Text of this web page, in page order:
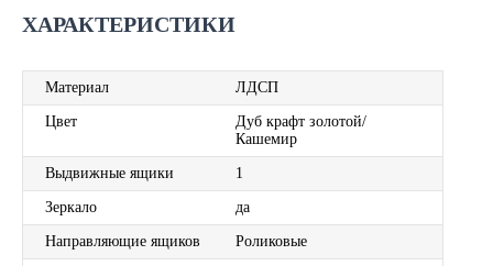
ХАРАКТЕРИСТИКИ
Материал ЛДСП
Цвет
Дуб крафт золотой/
Кашемир
Выдвижные ящики 1
Зеркало да
Направляющие ящиков Роликовые